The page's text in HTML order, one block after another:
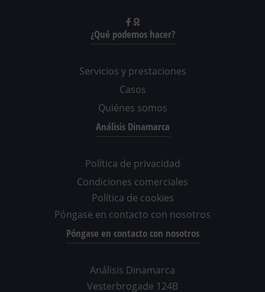
¿Qué podemos hacer?
Servicios y prestaciones
Casos
Quiénes somos
Análisis Dinamarca
Política de privacidad
Condiciones comerciales
Política de cookies
Póngase en contacto con nosotros
Póngase en contacto con nosotros
Análisis Dinamarca
Vesterbrogade 124B